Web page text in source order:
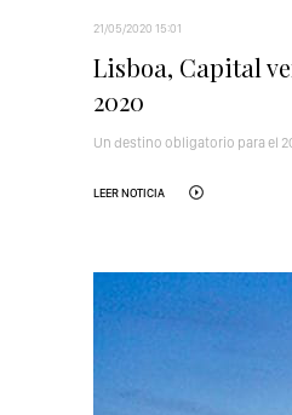
21/05/2020 15:01
Lisboa, Capital
2020
Un destino obligatorio para el
LEER NOTICIA